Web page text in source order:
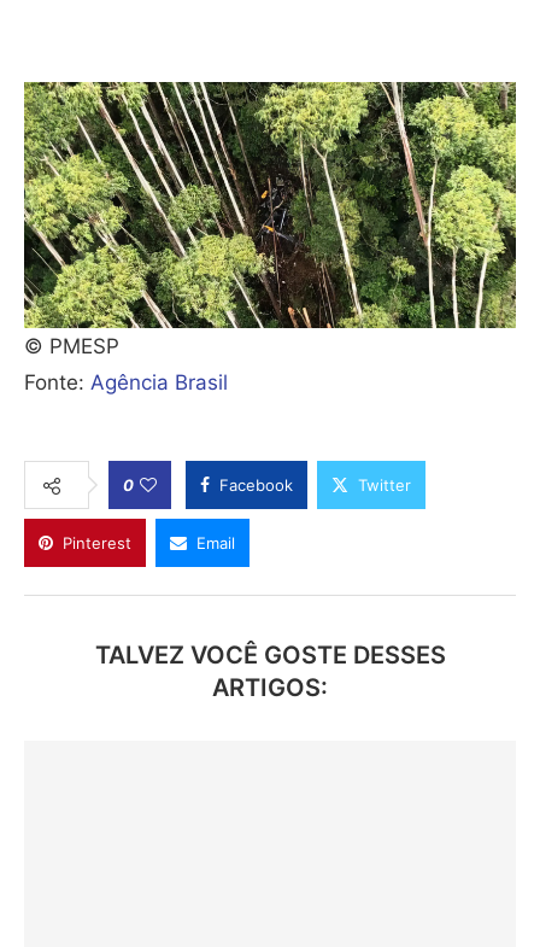
© PMESP
Fonte: Agência Brasil
0 Facebook Twitter
Pinterest Email
TALVEZ VOCÊ GOSTE DESSES
ARTIGOS: